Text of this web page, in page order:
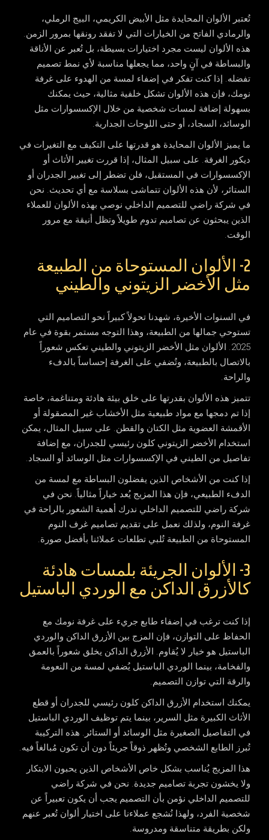
تُعتبر الألوان المحايدة مثل الأبيض الكريمي، البيج الرملي،
والرمادي الفاتح من الخيارات التي لا تفقد رونقها بمرور الزمن.
هذه الألوان ليست مجرد اختيارات بسيطة، بل تُعبر عن الأناقة
والبساطة في آنٍ واحد، مما يجعلها مناسبة لأي نمط تصميم
تفضله. إذا كنت تفكر في إضفاء لمسة من الهدوء على غرفة
نومك، فإن هذه الألوان تشكل خلفية مثالية، حيث يمكنك
بسهولة إضافة لمسات شخصية من خلال الإكسسوارات مثل
الوسائد، السجاد، أو حتى اللوحات الجدارية.
ما يميز الألوان المحايدة هو قدرتها على التكيف مع التغيرات في
ديكور الغرفة. على سبيل المثال، إذا قررت تغيير الأثاث أو
الإكسسوارات في المستقبل، فلن تضطر إلى تغيير الجدران أو
الستائر، لأن هذه الألوان تتماشى بسلاسة مع أي تحديث. نحن
في شركة راضي للتصميم الداخلي نوصي بهذه الألوان للعملاء
الذين يبحثون عن تصاميم تدوم طويلاً وتظل أنيقة مع مرور
الوقت.
2- الألوان المستوحاة من الطبيعة
مثل الأخضر الزيتوني والطيني
في السنوات الأخيرة، شهدنا تحولاً كبيراً نحو التصاميم التي
تستوحي جمالها من الطبيعة، وهذا التوجه مستمر بقوة في عام
2025. الألوان مثل الأخضر الزيتوني والطيني تعكس شعوراً
بالاتصال بالطبيعة، وتُضفي على الغرفة إحساساً بالدفء
والراحة.
تتميز هذه الألوان بقدرتها على خلق بيئة هادئة ومتناغمة، خاصة
إذا تم دمجها مع مواد طبيعية مثل الأخشاب غير المصقولة أو
الأقمشة العضوية مثل الكتان والقطن. على سبيل المثال، يمكن
استخدام الأخضر الزيتوني كلون رئيسي للجدران، مع إضافة
تفاصيل من الطيني في الإكسسوارات مثل الوسائد أو السجاد.
إذا كنت من الأشخاص الذين يفضلون البساطة مع لمسة من
الدفء الطبيعي، فإن هذا المزيج يُعد خياراً مثالياً. نحن في
شركة راضي للتصميم الداخلي ندرك أهمية الشعور بالراحة في
غرفة النوم، ولذلك نعمل على تقديم تصاميم غرف النوم
المستوحاة من الطبيعة تُلبي تطلعات عملائنا بأفضل صورة.
3- الألوان الجريئة بلمسات هادئة
كالأزرق الداكن مع الوردي الباستيل
إذا كنت ترغب في إضفاء طابع جريء على غرفة نومك مع
الحفاظ على التوازن، فإن المزج بين الأزرق الداكن والوردي
الباستيل هو خيار لا يُقاوم. الأزرق الداكن يخلق شعوراً بالعمق
والفخامة، بينما الوردي الباستيل يُضفي لمسة من النعومة
والرقة التي توازن التصميم.
يمكنك استخدام الأزرق الداكن كلون رئيسي للجدران أو قطع
الأثاث الكبيرة مثل السرير، بينما يتم توظيف الوردي الباستيل
في التفاصيل الصغيرة مثل الوسائد أو الستائر. هذه التركيبة
تُبرز الطابع الشخصي وتُظهر ذوقاً جريئاً دون أن تكون مُبالغاً فيه.
هذا المزيج يُناسب بشكل خاص الأشخاص الذين يحبون الابتكار
ولا يخشون تجربة تصاميم جديدة. نحن في شركة راضي
للتصميم الداخلي نؤمن بأن التصميم يجب أن يكون تعبيراً عن
شخصية الفرد، ولهذا نُشجع عملاءنا على اختيار ألوان تُعبر عنهم
ولكن بطريقة متناسقة ومدروسة.